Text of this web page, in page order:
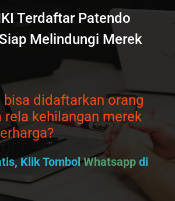
Terdaftar Patendo
Melindungi Merek
bisa didaftarkan orang
rela kehilangan merek
Klik TombolWhatsapp di